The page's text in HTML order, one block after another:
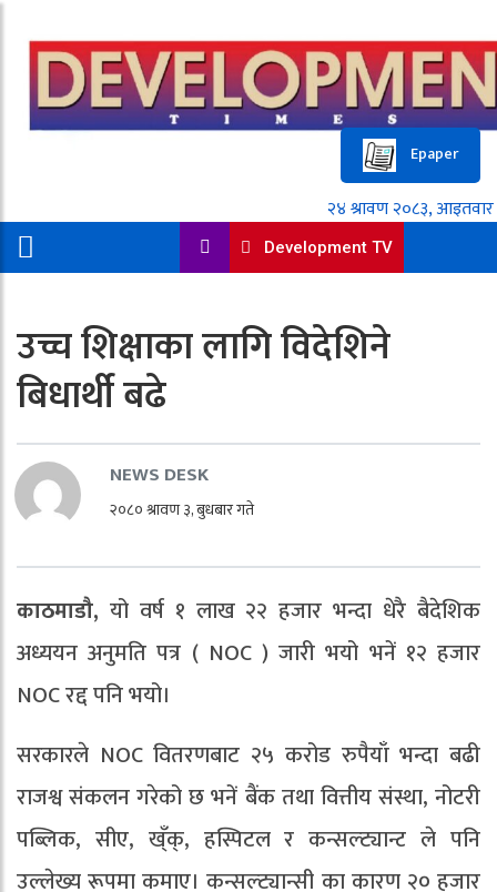
Epaper
Development TV
उच्च शिक्षाका लागि विदेशिने
बिधार्थी बढे
NEWS DESK
२०८० श्रावण ३, बुधबार गते
काठमाडौ, यो वर्ष १ लाख २२ हजार भन्दा धेरै बैदेशिक
अध्ययन अनुमति पत्र ( NOC ) जारी भयो भनें १२ हजार
NOC रद्द पनि भयो।
सरकारले NOC वितरणबाट २५ करोड रुपैयाँ भन्दा बढी
राजश्व संकलन गरेको छ भनें बैंक तथा वित्तीय संस्था, नोटरी
पब्लिक, सीए, ख्ँक्, हस्पिटल र कन्सल्ट्यान्ट ले पनि
उल्लेख्य रूपमा कमाए। कन्सल्ट्यान्सी का कारण २० हजार